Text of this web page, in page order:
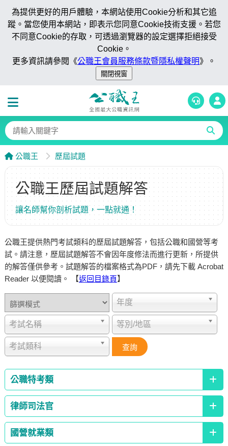
為提供更好的用戶體驗，本網站使用Cookie分析和其它追
蹤。當您使用本網站，即表示您同意Cookie技術支援。若您
不同意Cookie的存取，可透過瀏覽器的設定選擇拒絕接受
Cookie。
更多資訊請參閱《公職王會員服務條款暨隱私權聲明》。
公職王 歷屆試題
公職王歷屆試題解答
讓名師幫你剖析試題，一點就通！
公職王提供熱門考試類科的歷屆試題解答，包括公職和國營等考
試。請注意，歷屆試題解答不會因年度修法而進行更新，所提供
的解答僅供參考。試題解答的檔案格式為PDF，請先下載 Acrobat
Reader 以便閱讀。 【返回目錄頁】
年度
考試名稱 等別/地區
考試類科
公職特考類
律師司法官
國營就業類